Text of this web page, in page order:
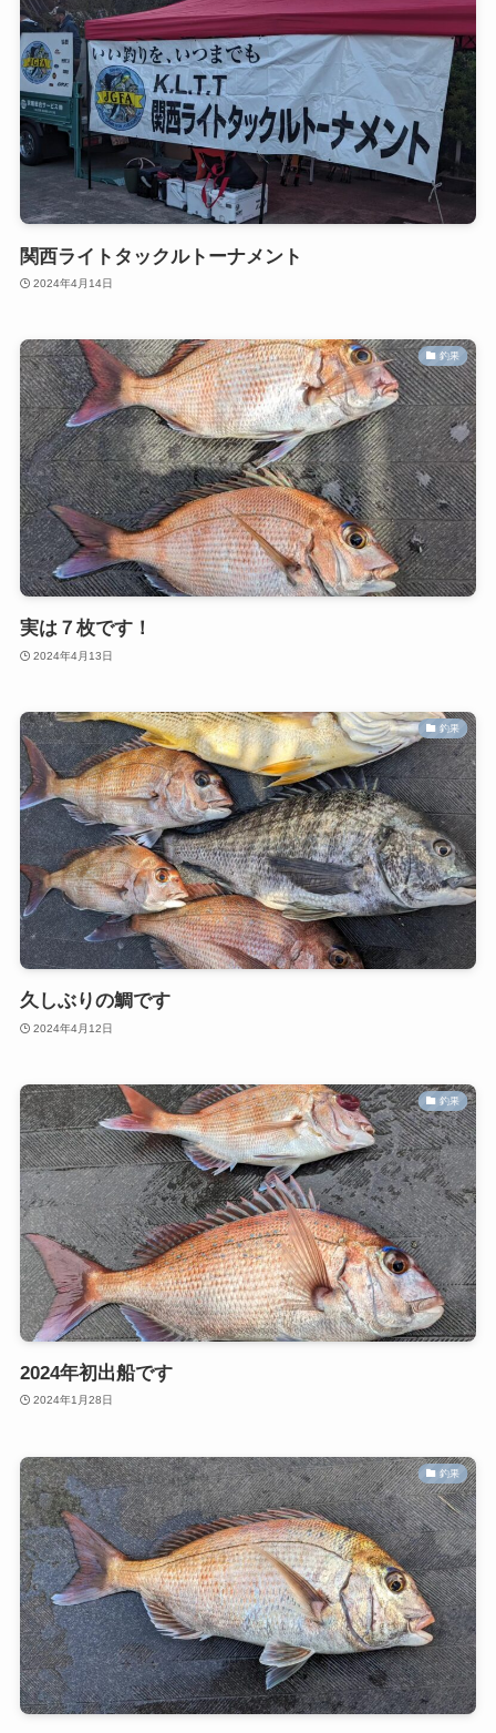
関西ライトタックルトーナメント
2024年4月14日
釣果
実は７枚です！
2024年4月13日
釣果
久しぶりの鯛です
2024年4月12日
釣果
2024年初出船です
2024年1月28日
釣果